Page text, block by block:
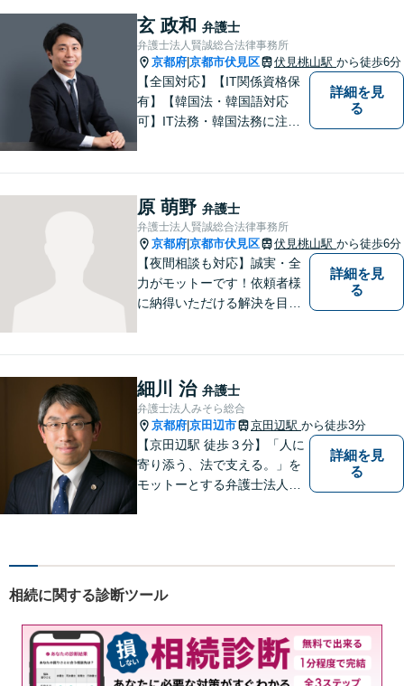
／相続／企業法務など幅広く
対応可能。【休日・夜間対応
可】
玄 政和 弁護士
弁護士法人賢誠総合法律事務所
京都府 京都市伏見区 伏見桃山駅 から徒歩6分
【全国対応】【IT関係資格保
有】【韓国法・韓国語対応
可】IT法務・韓国法務に注力
詳細を見
る
原 萌野 弁護士
弁護士法人賢誠総合法律事務所
京都府 京都市伏見区 伏見桃山駅 から徒歩6分
【夜間相談も対応】誠実・全
力がモットーです！依頼者様
に納得いただける解決を目指
詳細を見
る
細川 治 弁護士
弁護士法人みそら総合
京都府 京田辺市 京田辺駅 から徒歩3分
【京田辺駅 徒歩３分】「人に
寄り添う、法で支える。」を
モットーとする弁護士法人で
詳細を見
る
相続に関する診断ツール